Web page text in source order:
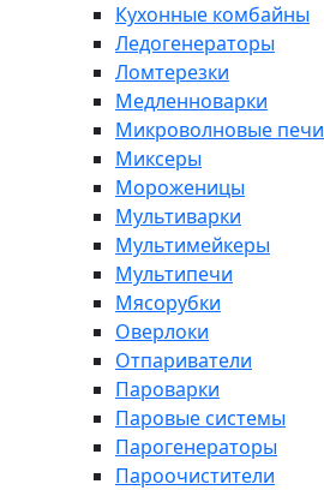
Кухонные комбайны
Ледогенераторы
Ломтерезки
Медленноварки
Микроволновые печи
Миксеры
Мороженицы
Мультиварки
Мультимейкеры
Мультипечи
Мясорубки
Оверлоки
Отпариватели
Пароварки
Паровые системы
Парогенераторы
Пароочистители